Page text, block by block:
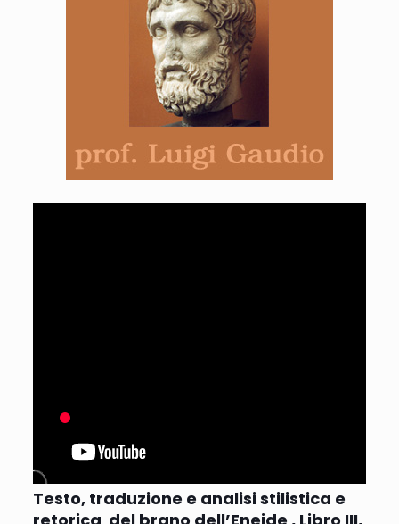
Testo, traduzione e analisi stilistica e